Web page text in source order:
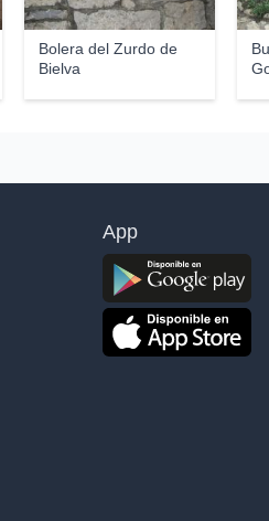
Bolera del Zurdo de
Bielva
App